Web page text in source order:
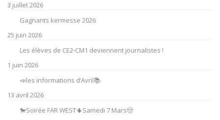
3 juillet 2026
Gagnants kermesse 2026
25 juin 2026
Les élèves de CE2-CM1 deviennent journalistes !
1 juin 2026
📣les informations d’Avril📚
13 avril 2026
🐎Soirée FAR WEST🌵Samedi 7 Mars🤠